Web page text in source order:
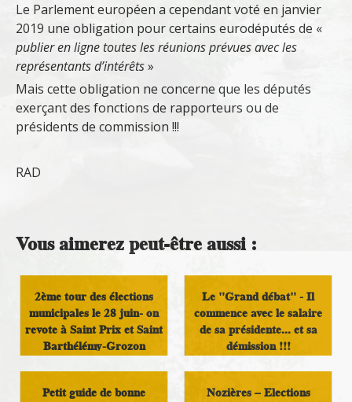
Le Parlement européen a cependant voté en janvier
2019 une obligation pour certains eurodéputés de «
publier en ligne toutes les réunions prévues avec les
représentants d’intérêts»
Mais cette obligation ne concerne que les députés
exerçant des fonctions de rapporteurs ou de
présidents de commission !!!
RAD
Vous aimerez peut-être aussi :
2ème tour des élections
municipales le 28 juin- on
revote à Saint Prix et Saint
Barthélémy-Grozon
Le "Grand débat" - Il
commence avec le salaire
de sa présidente... et sa
démission !!!
Petit guide de bonne
Nozières – Elections